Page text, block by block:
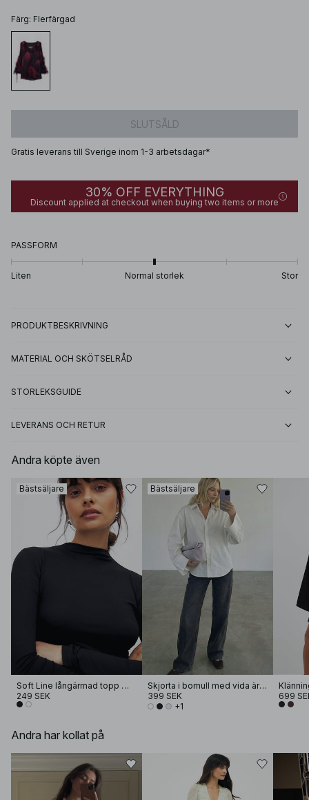
Färg: Flerfärgad
SLUTSÅLD
Gratis leverans till Sverige inom 1-3 arbetsdagar*
30% OFF EVERYTHING
Discount applied at checkout when buying two items or more
PASSFORM
Liten Normal storlek Stor
PRODUKTBESKRIVNING
MATERIAL OCH SKÖTSELRÅD
STORLEKSGUIDE
LEVERANS OCH RETUR
Andra köpte även
Bästsäljare
Soft Line långärmad topp med tratthals
249 SEK
Bästsäljare
Skjorta i bomull med vida ärmar
399 SEK
+1
699
Andra har kollat på